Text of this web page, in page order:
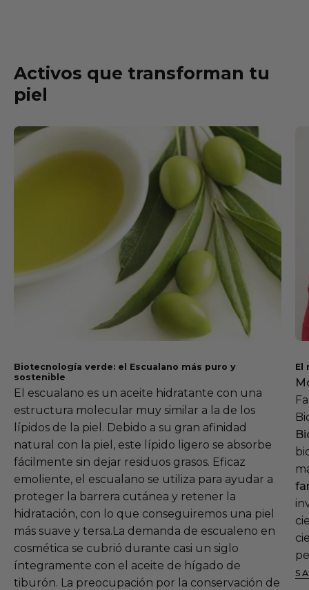
Activos que transforman tu
piel
Biotecnología verde: el Escualano más puro y
sostenible
El escualano es un aceite hidratante con una
estructura molecular muy similar a la de los
lípidos de la piel. Debido a su gran afinidad
natural con la piel, este lípido ligero se absorbe
fácilmente sin dejar residuos grasos. Eficaz
emoliente, el escualano se utiliza para ayudar a
proteger la barrera cutánea y retener la
hidratación, con lo que conseguiremos una piel
más suave y tersa.La demanda de escualeno en
cosmética se cubrió durante casi un siglo
íntegramente con el aceite de hígado de
tiburón. La preocupación por la conservación de
El